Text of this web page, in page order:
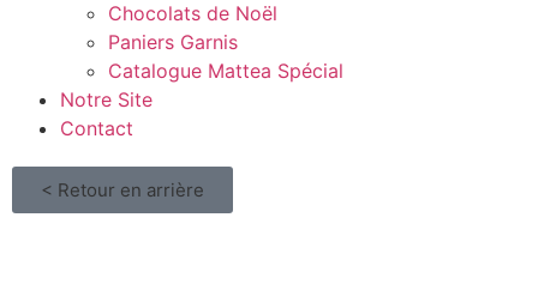
Chocolats de Noël
Paniers Garnis
Catalogue Mattea Spécial
Notre Site
Contact
< Retour en arrière